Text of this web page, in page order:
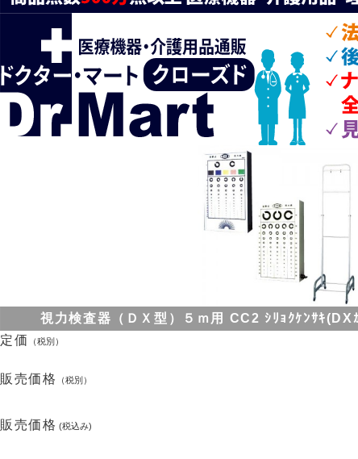
視力検査器（ＤＸ型）５ｍ用 CC2 ｼﾘｮｸｹﾝｻｷ
定価
（税別）
販売価格 （税別）
販売価格 (税込み)